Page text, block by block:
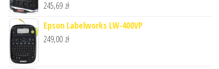
245,69 zł
Epson Labelworks LW-400VP
249,00 zł